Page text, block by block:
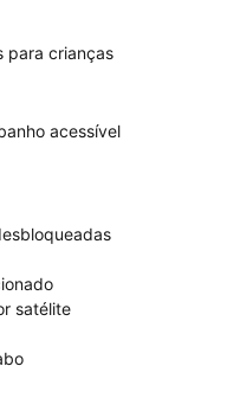
para crianças
acessível
satélite